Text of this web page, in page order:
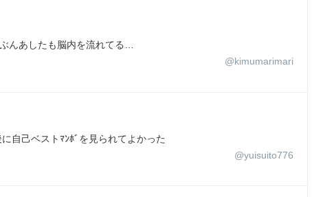
んあしたも脳内を流れてる…
@kimumarimari
自己ベストﾏﾝﾎﾞを見られてよかった
@yuisuito776